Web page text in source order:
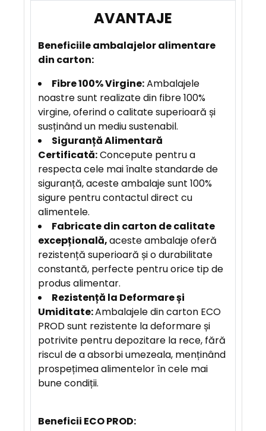
E
Beneficiileambalajelor alimentare
din carton:
Fibre 100% Virgine:Ambalajele
noastre sunt realizate din fibre 100%
virgine, oferind o calitate superioară și
susținând un mediu sustenabil.
Siguranță Alimentară
Certificată:Concepute pentru a
respecta cele mai înalte standarde de
siguranță, aceste ambalaje sunt 100%
sigure pentru contactul direct cu
alimentele.
Fabricate din carton de calitate
excepțională,aceste ambalaje oferă
rezistență superioară și o durabilitate
constantă, perfecte pentru orice tip de
produs alimentar.
Rezistență la Deformare și
Umiditate:Ambalajele din carton ECO
PROD sunt rezistente la deformare și
potrivite pentru depozitare la rece, fără
riscul de a absorbi umezeala, menținând
prospețimea alimentelor în cele mai
bune condiții.
Beneficii ECO PROD: